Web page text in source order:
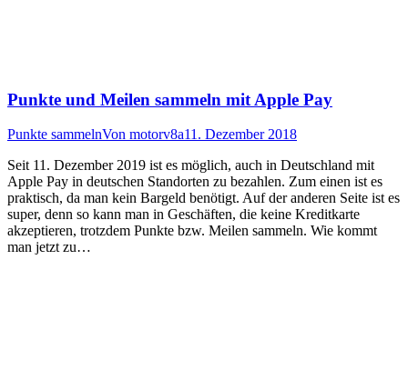
Punkte und Meilen sammeln mit Apple Pay
Punkte sammelnVon motorv8a11. Dezember 2018
Seit 11. Dezember 2019 ist es möglich, auch in Deutschland mit
Apple Pay in deutschen Standorten zu bezahlen. Zum einen ist es
praktisch, da man kein Bargeld benötigt. Auf der anderen Seite ist es
super, denn so kann man in Geschäften, die keine Kreditkarte
akzeptieren, trotzdem Punkte bzw. Meilen sammeln. Wie kommt
man jetzt zu…